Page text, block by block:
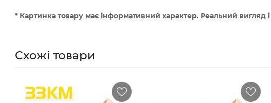
* Картинка товару має інформативний характер. Реальний вигляд і
Схожі товари